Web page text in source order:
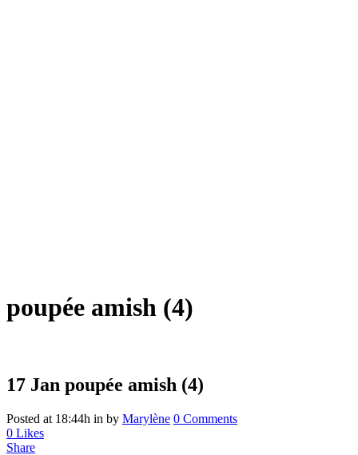
poupée amish (4)
17 Jan poupée amish (4)
Posted at 18:44h in by Marylène 0 Comments
0 Likes
Share